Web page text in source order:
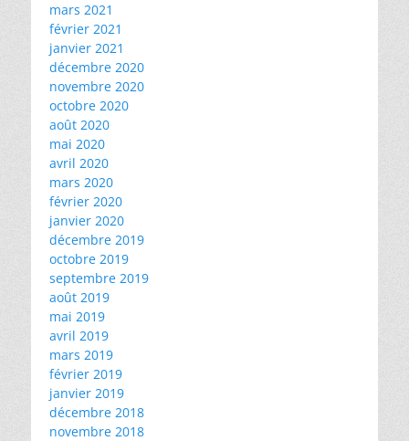
mars 2021
février 2021
janvier 2021
décembre 2020
novembre 2020
octobre 2020
août 2020
mai 2020
avril 2020
mars 2020
février 2020
janvier 2020
décembre 2019
octobre 2019
septembre 2019
août 2019
mai 2019
avril 2019
mars 2019
février 2019
janvier 2019
décembre 2018
novembre 2018